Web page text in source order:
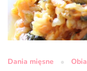
Dania mięsne